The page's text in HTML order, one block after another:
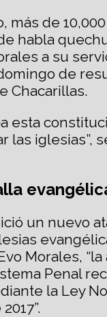
más de
habla
a su
de
Chacarillas.
esta
las iglesias”,
un nuevo
Morales,
Penal
la Ley